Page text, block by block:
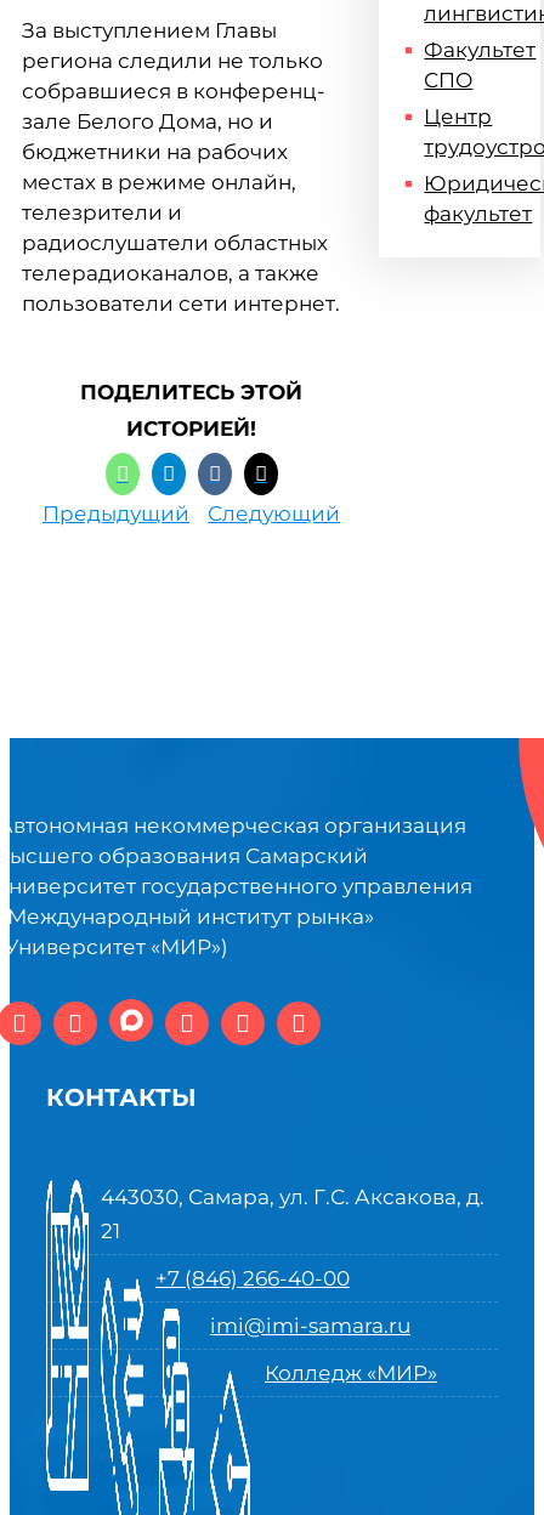
За выступлением Главы
региона следили не только
собравшиеся в конференц-
зале Белого Дома, но и
бюджетники на рабочих
местах в режиме онлайн,
телезрители и
радиослушатели областных
телерадиоканалов, а также
пользователи сети интернет.
ПОДЕЛИТЕСЬ ЭТОЙ
ИСТОРИЕЙ!
Предыдущий Следующий
Факультет
СПО
Центр
факультет
некоммерческая организация
образования Самарский
государственного управления
институт рынка»
«МИР»)
КОНТАКТЫ
443030, Самара, ул. Г.С. Аксакова, д.
21
+7 (846) 266-40-00
imi@imi-samara.ru
Колледж «МИР»